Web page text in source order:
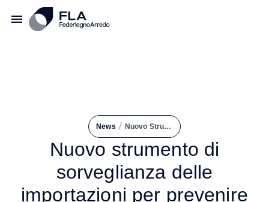
News / Nuovo Strumento di Sorveglianza Delle Importazioni Per Prevenire Elusione Dazi Negli Scambi Commerciali
Nuovo strumento di
sorveglianza delle
importazioni per prevenire